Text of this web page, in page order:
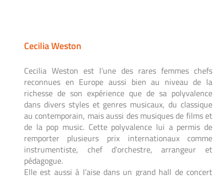
Cecilia Weston
Cecilia Weston est l’une des rares femmes chefs
reconnues en Europe aussi bien au niveau de la
richesse de son expérience que de sa polyvalence
dans divers styles et genres musicaux, du classique
au contemporain, maisaussi des musiques de films et
de la pop music. Cette polyvalence lui a permis de
remporter plusieurs prix internationaux comme
instrumentiste, chef d’orchestre,arrangeuret
pédagogue.
Elle est aussi à l’aise dans un grand hall de concert